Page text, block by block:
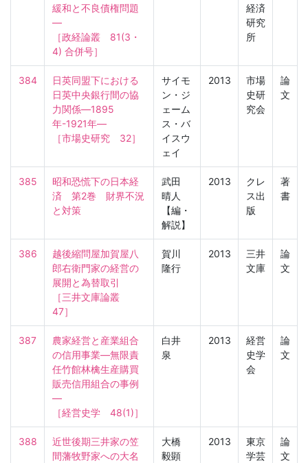
緩和と不良債権問題
―
［政経論叢　81(3・
4) 合併号］
経済
研究
所
384
日英同盟下における
日英中央銀行間の協
力関係―1895
年-1921年―
［市場史研究　32］
サイモ
ン・ジ
ェーム
ス・バ
イスウ
ェイ
2013
市場
史研
究会
論
文
385
昭和恐慌下の日本経
済　第2巻　財界不況
と対策
武田
晴人
【編・
解説】
2013
クレ
ス出
版
著
書
386
越後縮問屋加賀屋八
郎右衛門家の経営の
展開と為替取引
［三井文庫論叢
47］
賀川
隆行
2013
三井
文庫
論
文
387
農家経営と産業組合
の信用事業―無限責
任竹館林檎生産購買
販売信用組合の事例
―
［経営史学　48(1)］
白井
泉
2013
経営
史学
会
論
文
388
近世後期三井家の笠
間藩牧野家への大名
大橋
毅顕
2013
東京
学芸
論
文